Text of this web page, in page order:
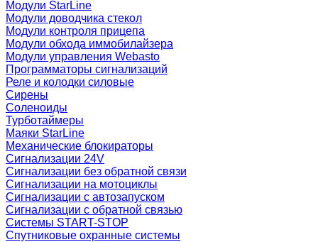
Модули StarLine
Модули доводчика стекол
Модули контроля прицепа
Модули обхода иммобилайзера
Модули управления Webasto
Программаторы сигнализаций
Реле и колодки силовые
Сирены
Соленоиды
Турботаймеры
Маяки StarLine
Механические блокираторы
Сигнализации 24V
Сигнализации без обратной связи
Сигнализации на мотоциклы
Сигнализации с автозапуском
Сигнализации с обратной связью
Системы START-STOP
Спутниковые охранные системы